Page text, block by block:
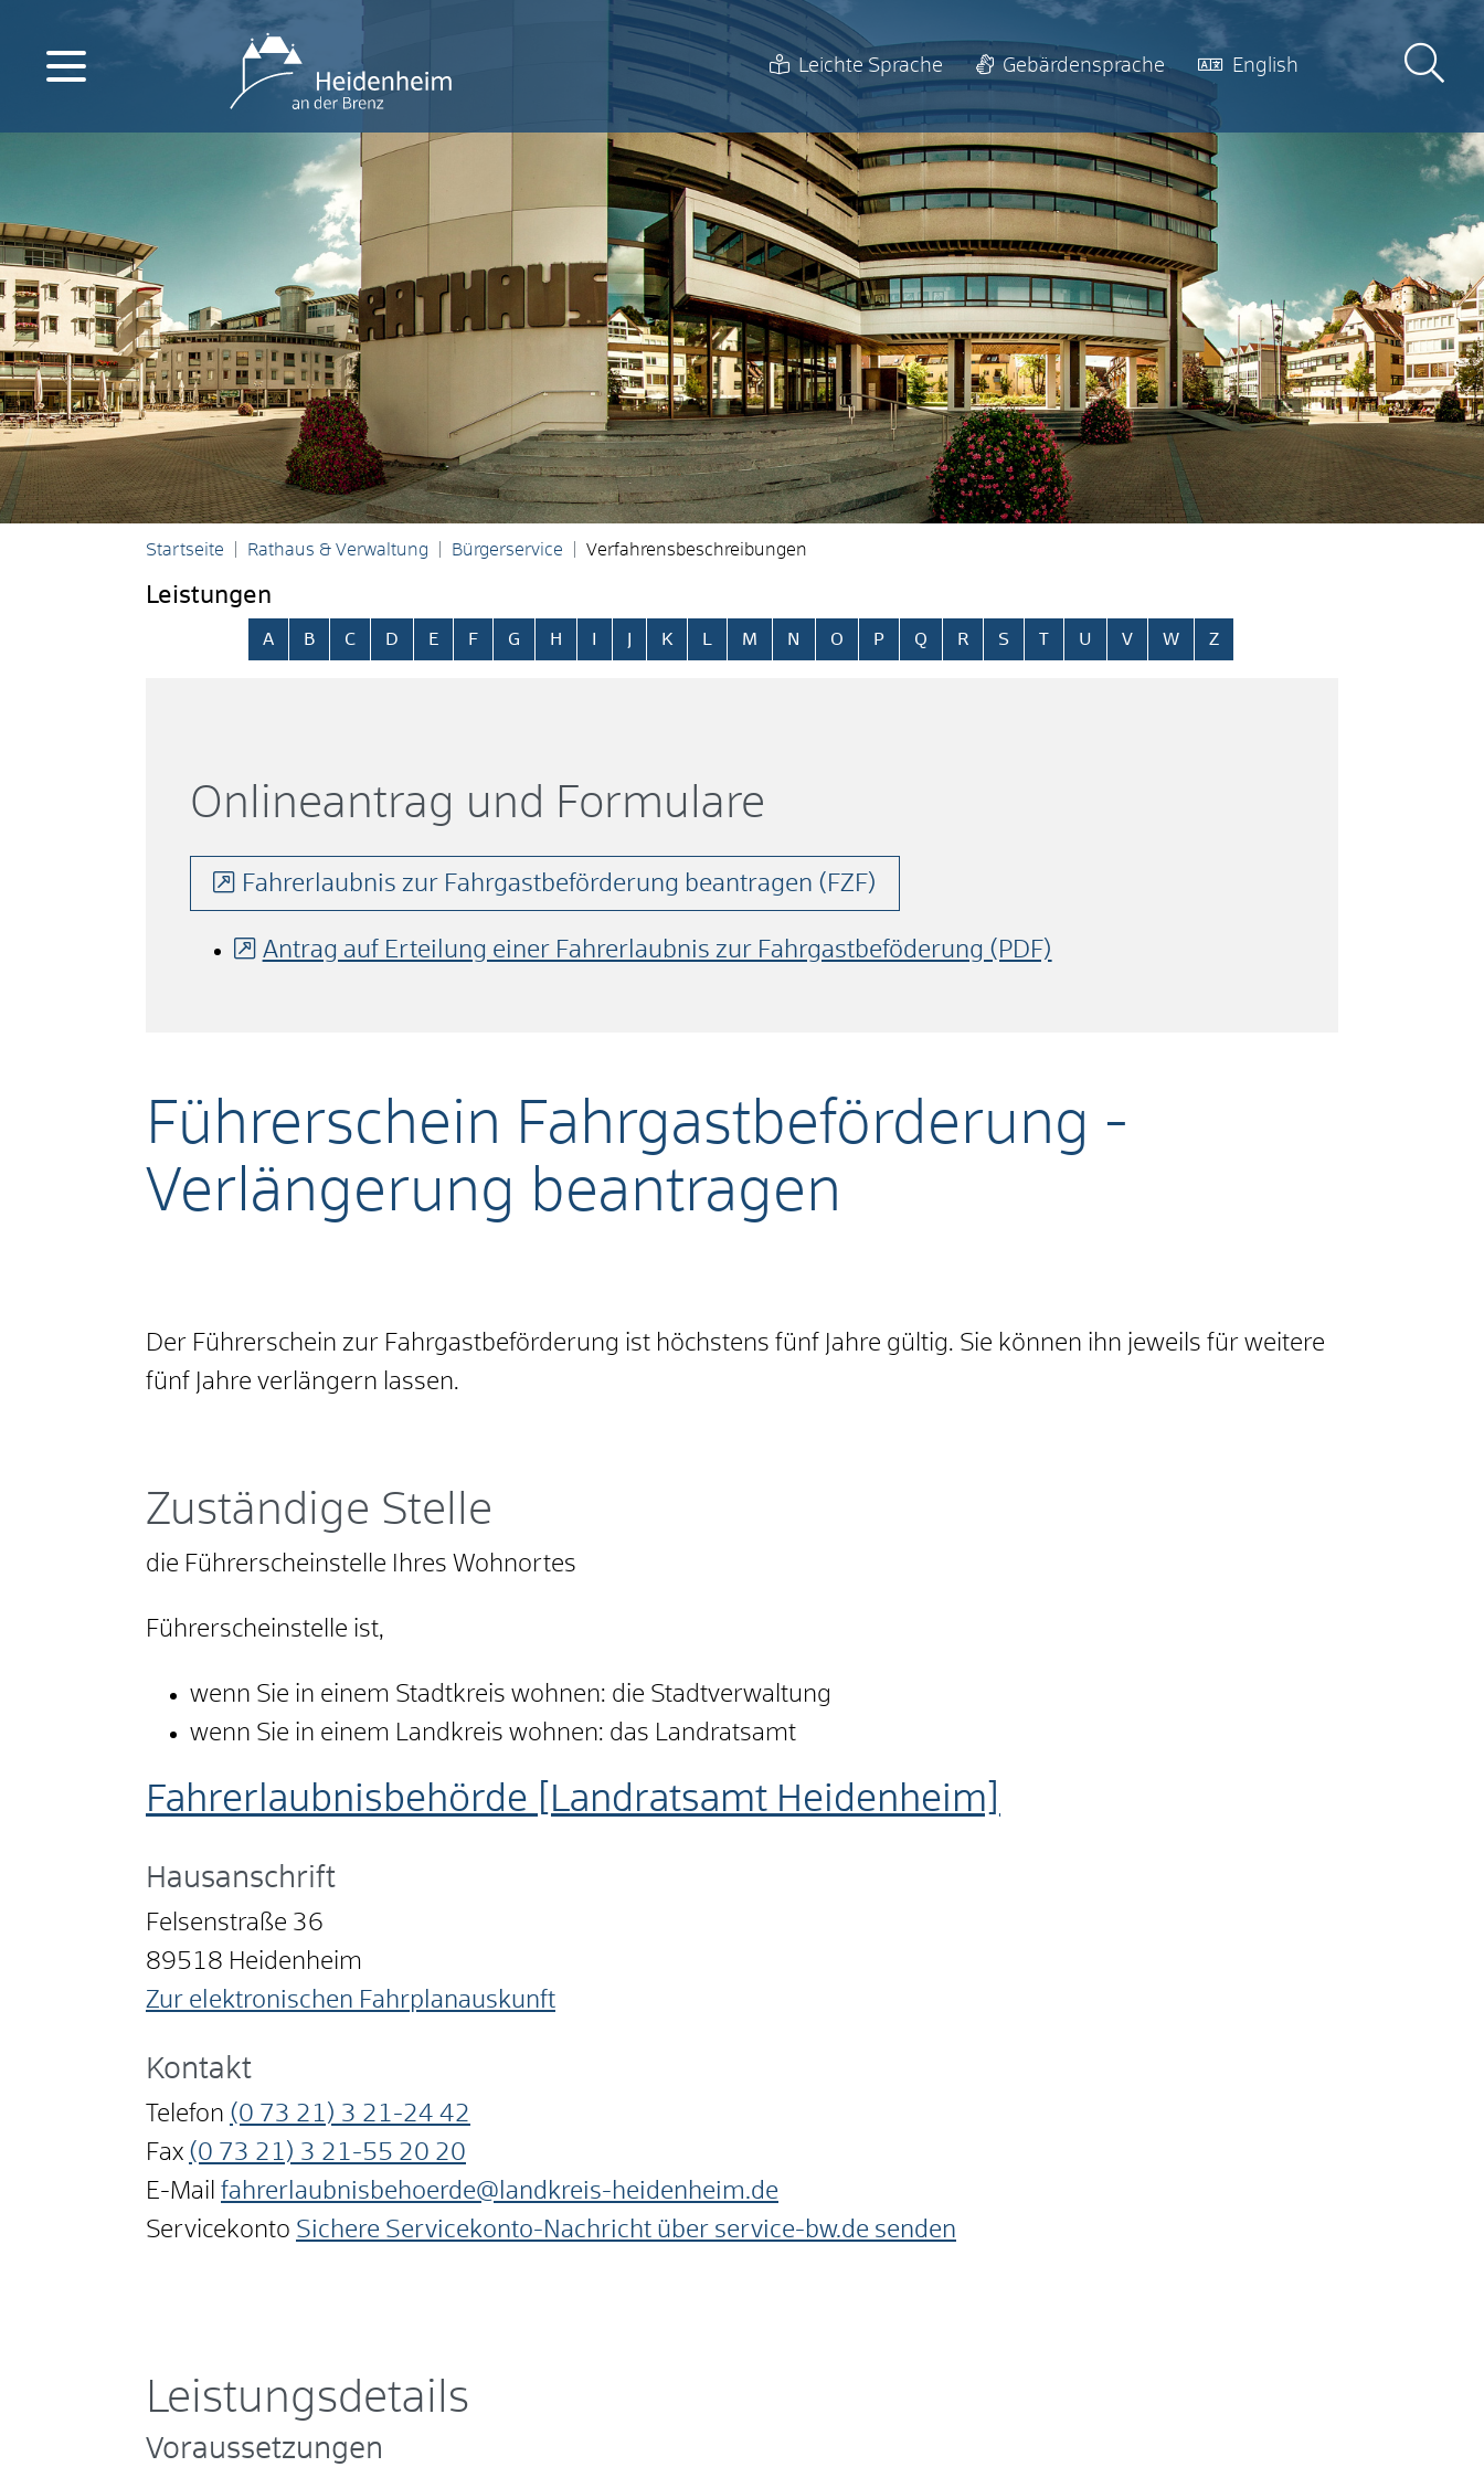
Leichte Sprache Gebärdensprache English
Startseite Rathaus & Verwaltung Bürgerservice Verfahrensbeschreibungen
Leistungen
Alphabetisches Register überspringen
A B C D E F G H K M N O P Q R S T U V W Z
Führerschein Fahrgastbeförderung -
Verlängerung beantragen
Der Führerschein zur Fahrgastbeförderung ist höchstens fünf Jahre gültig. Sie können ihn jeweils für weitere
fünf Jahre verlängern lassen.
Onlineantrag und Formulare
Fahrerlaubnis zur Fahrgastbeförderung beantragen (FZF)
Antrag auf Erteilung einer Fahrerlaubnis zur Fahrgastbeföderung (PDF)
Zuständige Stelle
die Führerscheinstelle Ihres Wohnortes
Führerscheinstelle ist,
wenn Sie in einem Stadtkreis wohnen: die Stadtverwaltung
wenn Sie in einem Landkreis wohnen: das Landratsamt
Fahrerlaubnisbehörde [Landratsamt Heidenheim]
Hausanschrift
Felsenstraße 36
89518 Heidenheim
Zur elektronischen Fahrplanauskunft
Kontakt
Telefon (0 73 21) 3 21-24 42
Fax (0 73 21) 3 21-55 20 20
E-Mail fahrerlaubnisbehoerde@landkreis-heidenheim.de
Servicekonto Sichere Servicekonto-Nachricht über service-bw.de senden
Leistungsdetails
Voraussetzungen